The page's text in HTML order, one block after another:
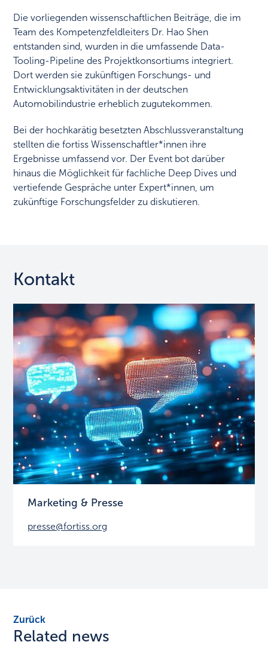
Die vorliegenden wissenschaftlichen Beiträge, die im
Team des Kompetenzfeldleiters Dr. Hao Shen
entstanden sind, wurden in die umfassende Data-
Tooling-Pipeline des Projektkonsortiums integriert.
Dort werden sie zukünftigen Forschungs- und
Entwicklungsaktivitäten in der deutschen
Automobilindustrie erheblich zugutekommen.
Bei der hochkarätig besetzten Abschlussveranstaltung
stellten die fortiss Wissenschaftler*innen ihre
Ergebnisse umfassend vor. Der Event bot darüber
hinaus die Möglichkeit für fachliche Deep Dives und
vertiefende Gespräche unter Expert*innen, um
zukünftige Forschungsfelder zu diskutieren.
Kontakt
Marketing & Presse
presse@fortiss.org
Zurück
Related news